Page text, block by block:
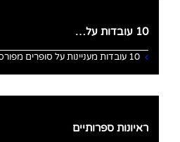
10 עובדות על…
10 עובדות מעניינות על סופרים מפורסמים
ראיונות ספרותיים